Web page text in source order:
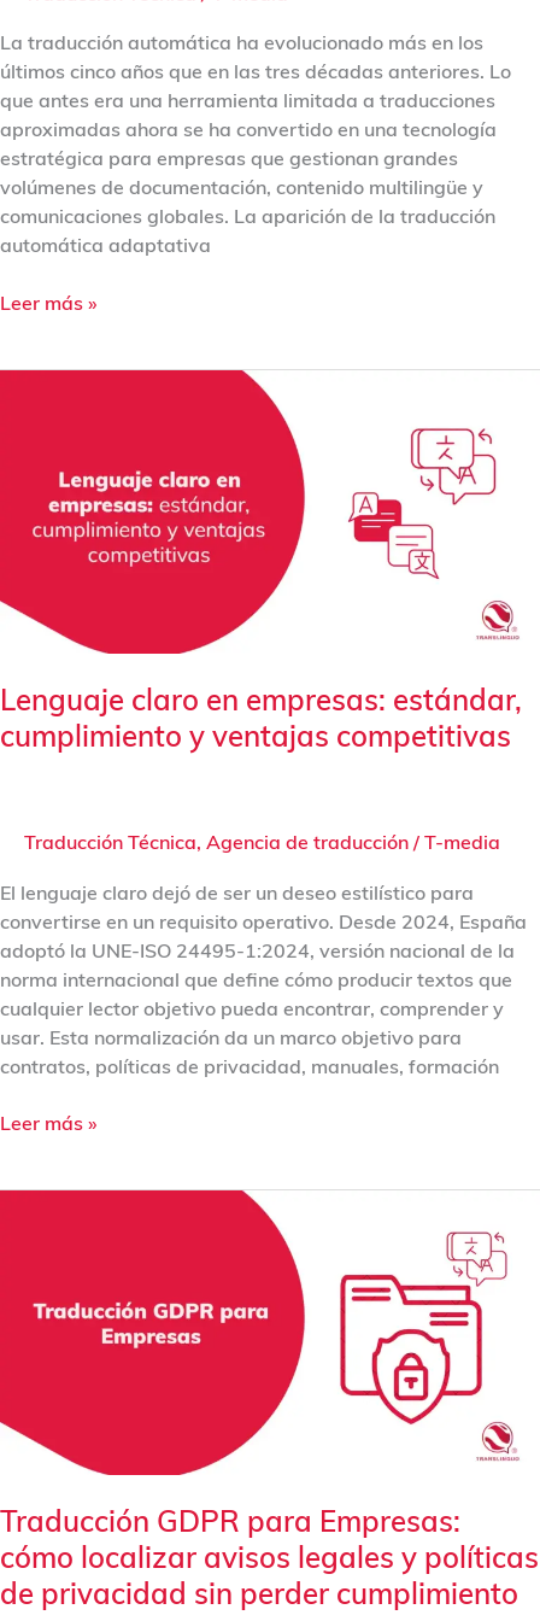
La traducción automática ha evolucionado más en los
últimos cinco años que en las tres décadas anteriores. Lo
que antes era una herramienta limitada a traducciones
aproximadas ahora se ha convertido en una tecnología
estratégica para empresas que gestionan grandes
volúmenes de documentación, contenido multilingüe y
comunicaciones globales. La aparición de la traducción
automática adaptativa
Leer más »
Lenguaje claro en empresas: estándar,
cumplimiento y ventajas competitivas
Traducción Técnica, Agencia de traducción / T-media
El lenguaje claro dejó de ser un deseo estilístico para
convertirse en un requisito operativo. Desde 2024, España
adoptó la UNE-ISO 24495-1:2024, versión nacional de la
norma internacional que define cómo producir textos que
cualquier lector objetivo pueda encontrar, comprender y
usar. Esta normalización da un marco objetivo para
contratos, políticas de privacidad, manuales, formación
empresas:
estándar,
cumplimiento
competitivas
Leer más »
Traducción GDPR para Empresas:
cómo localizar avisos legales y políticas
de privacidad sin perder cumplimiento
cómo
y
políticas
privacidad
sin
perder
cumplimiento